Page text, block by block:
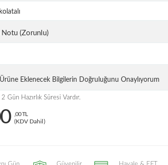
Notu (Zorunlu)
Ürüne Eklenecek Bilgilerin Doğruluğunu Onaylıyorum
Gün Hazırlık Süresi Vardır.
,00 TL
(KDV Dahil)